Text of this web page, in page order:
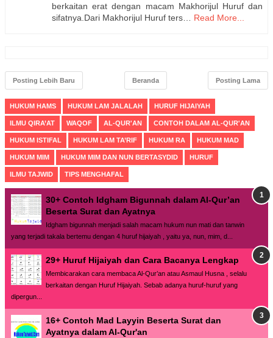
berkaitan erat dengan macam Makhorijul Huruf dan
sifatnya.Dari Makhorijul Huruf ters…
Read More...
Posting Lebih Baru Posting Lama
Beranda
HUKUM HAMS HUKUM LAM JALALAH HURUF HIJAIYAH
ILMU QIRA’AT WAQOF AL-QUR'AN CONTOH DALAM AL-QUR'AN
HUKUM ISTIFAL HUKUM LAM TA’RIF HUKUM RA HUKUM MAD
HUKUM MIM HUKUM MIM DAN NUN BERTASYDID HURUF
ILMU TAJWID TIPS MENGHAFAL
30+ Contoh Idgham Bigunnah dalam Al-Qur’an
Beserta Surat dan Ayatnya
Idgham bigunnah menjadi salah macam hukum nun mati dan tanwin
yang terjadi takala bertemu dengan 4 huruf hijaiyah , yaitu ya, nun, mim, d...
29+ Huruf Hijaiyah dan Cara Bacanya Lengkap
Membicarakan cara membaca Al-Qur’an atau Asmaul Husna , selalu
berkaitan dengan Huruf Hijaiyah. Sebab adanya huruf-huruf yang
dipergun...
16+ Contoh Mad Layyin Beserta Surat dan
Ayatnya dalam Al-Qur'an